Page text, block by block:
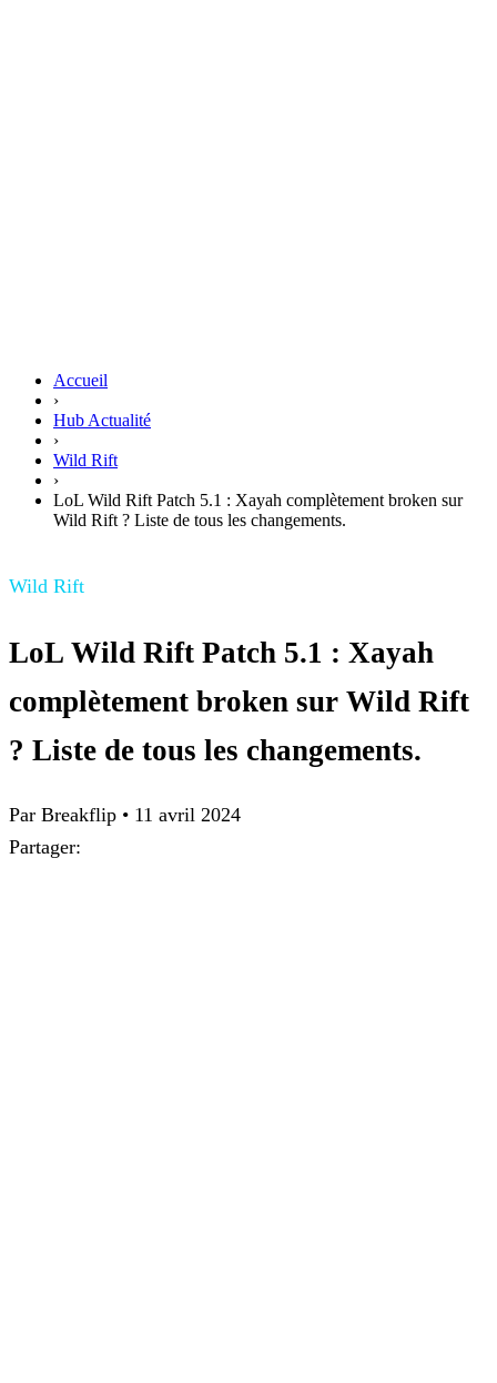
Accueil
›
Hub Actualité
›
Wild Rift
›
LoL Wild Rift Patch 5.1 : Xayah complètement broken sur
Wild Rift ? Liste de tous les changements.
Wild Rift
LoL Wild Rift Patch 5.1 : Xayah
complètement broken sur Wild Rift
? Liste de tous les changements.
Par Breakflip • 11 avril 2024
Partager: